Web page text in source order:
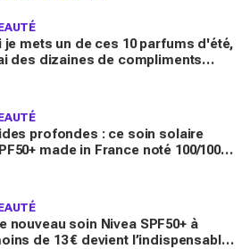
je mets un de ces 10 parfums d'été,
des dizaines de compliments
profondes : ce soin solaire
made in France noté 100/100
nouveau soin Nivea SPF50+ à
de 13 € devient l’indispensable